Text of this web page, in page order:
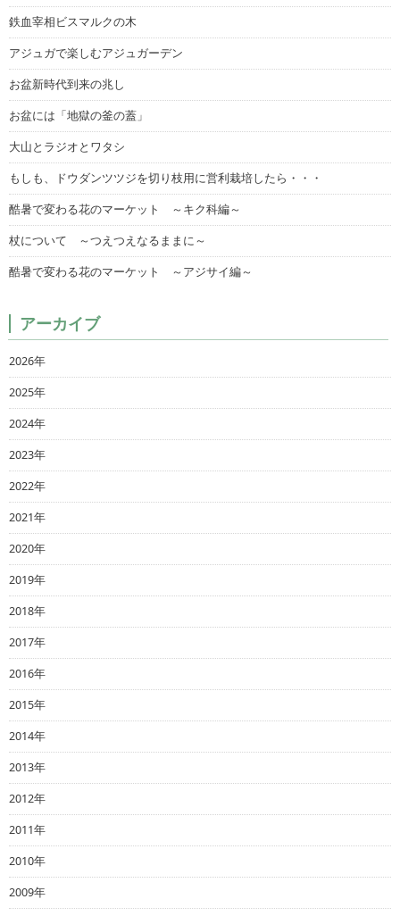
鉄血宰相ビスマルクの木
アジュガで楽しむアジュガーデン
お盆新時代到来の兆し
お盆には「地獄の釜の蓋」
大山とラジオとワタシ
もしも、ドウダンツツジを切り枝用に営利栽培したら・・・
酷暑で変わる花のマーケット ～キク科編～
杖について ～つえつえなるままに～
酷暑で変わる花のマーケット ～アジサイ編～
アーカイブ
2026年
2025年
2024年
2023年
2022年
2021年
2020年
2019年
2018年
2017年
2016年
2015年
2014年
2013年
2012年
2011年
2010年
2009年